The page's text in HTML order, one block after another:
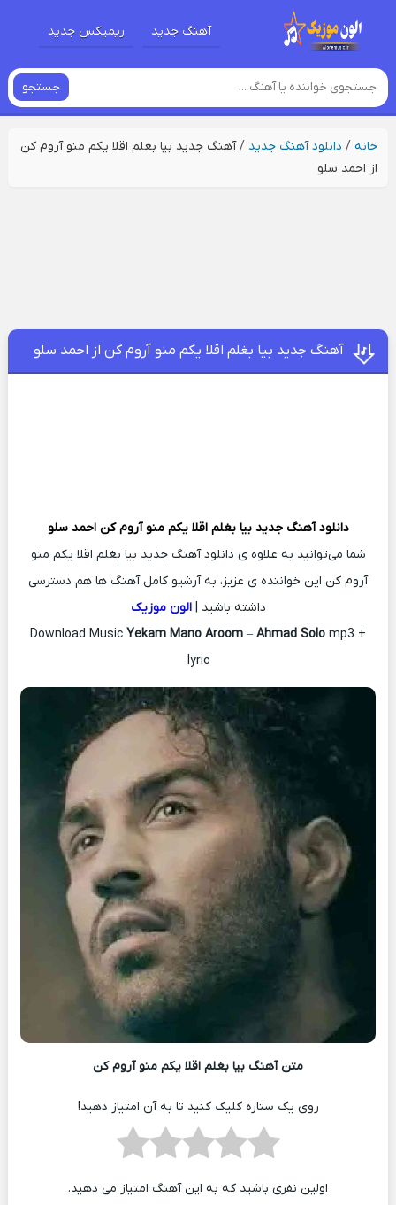
آهنگ جدید ریمیکس جدید
جستجو
خانه/ دانلود آهنگ جدید /آهنگ جدید بیا بغلم اقلا یکم منو آروم کن
از احمد سلو
آهنگ جدید بیا بغلم اقلا یکم منو آروم کن از احمد سلو
دانلود آهنگ جدید بیا بغلم اقلا یکم منو آروم کناحمد سلو
شما می‌توانید به علاوه ی دانلود آهنگ جدید بیا بغلم اقلا یکم منو
آروم کن این خواننده ی عزیز، به آرشیو کامل آهنگ ها هم دسترسی
داشته باشید |الون موزیک
Download Music Yekam Mano Aroom – Ahmad Solo mp3 +
lyric
متن آهنگ بیا بغلم اقلا یکم منو آروم کن
روی یک ستاره کلیک کنید تا به آن امتیاز دهید!
اولین نفری باشید که به این آهنگ امتیاز می دهید.